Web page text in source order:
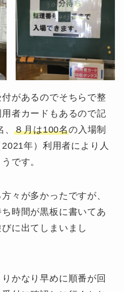
があるのでそちらで整
者カードもあるので記
、８月は100名の入場制
年）利用者により人
です。
々が多かったですが、
時間が黒板に書いてあ
に出てしまいまし
かなり早めに順番が回